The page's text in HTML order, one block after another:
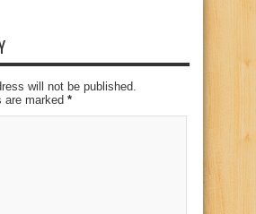
will not be published.
are marked *